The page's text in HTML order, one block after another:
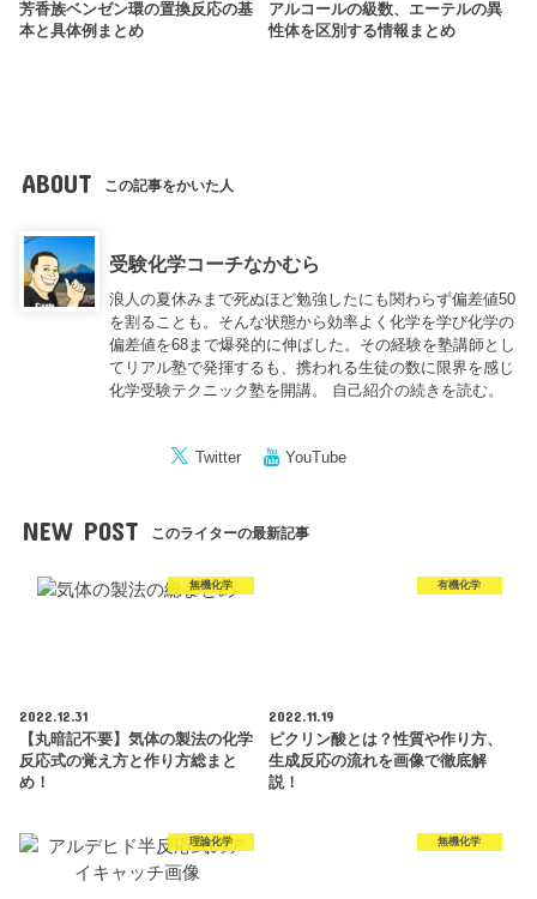
芳香族ベンゼン環の置換反応の基
本と具体例まとめ
アルコールの級数、エーテルの異
性体を区別する情報まとめ
ABOUT この記事をかいた人
受験化学コーチなかむら
浪人の夏休みまで死ぬほど勉強したにも関わらず偏差値50
を割ることも。そんな状態から効率よく化学を学び化学の
偏差値を68まで爆発的に伸ばした。その経験を塾講師とし
てリアル塾で発揮するも、携われる生徒の数に限界を感じ
化学受験テクニック塾を開講。 自己紹介の続きを読む。
Twitter YouTube
NEW POST このライターの最新記事
無機化学
2022.12.31
【丸暗記不要】気体の製法の化学
反応式の覚え方と作り方総まと
め！
有機化学
2022.11.19
ピクリン酸とは？性質や作り方、
生成反応の流れを画像で徹底解
説！
理論化学 無機化学